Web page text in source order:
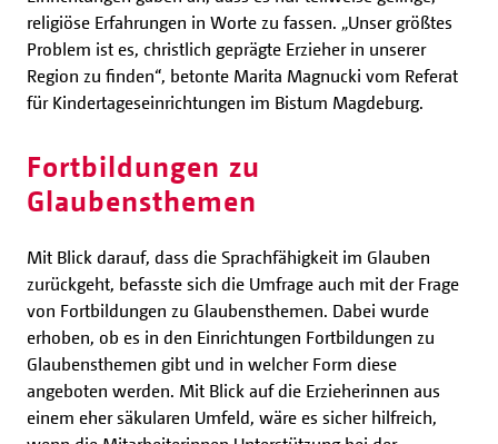
religiöse Erfahrungen in Worte zu fassen. „Unser größtes
Problem ist es, christlich geprägte Erzieher in unserer
Region zu finden“, betonte Marita Magnucki vom Referat
für Kindertageseinrichtungen im Bistum Magdeburg.
Fortbildungen zu
Glaubensthemen
Mit Blick darauf, dass die Sprachfähigkeit im Glauben
zurückgeht, befasste sich die Umfrage auch mit der Frage
von Fortbildungen zu Glaubensthemen. Dabei wurde
erhoben, ob es in den Einrichtungen Fortbildungen zu
Glaubensthemen gibt und in welcher Form diese
angeboten werden. Mit Blick auf die Erzieherinnen aus
einem eher säkularen Umfeld, wäre es sicher hilfreich,